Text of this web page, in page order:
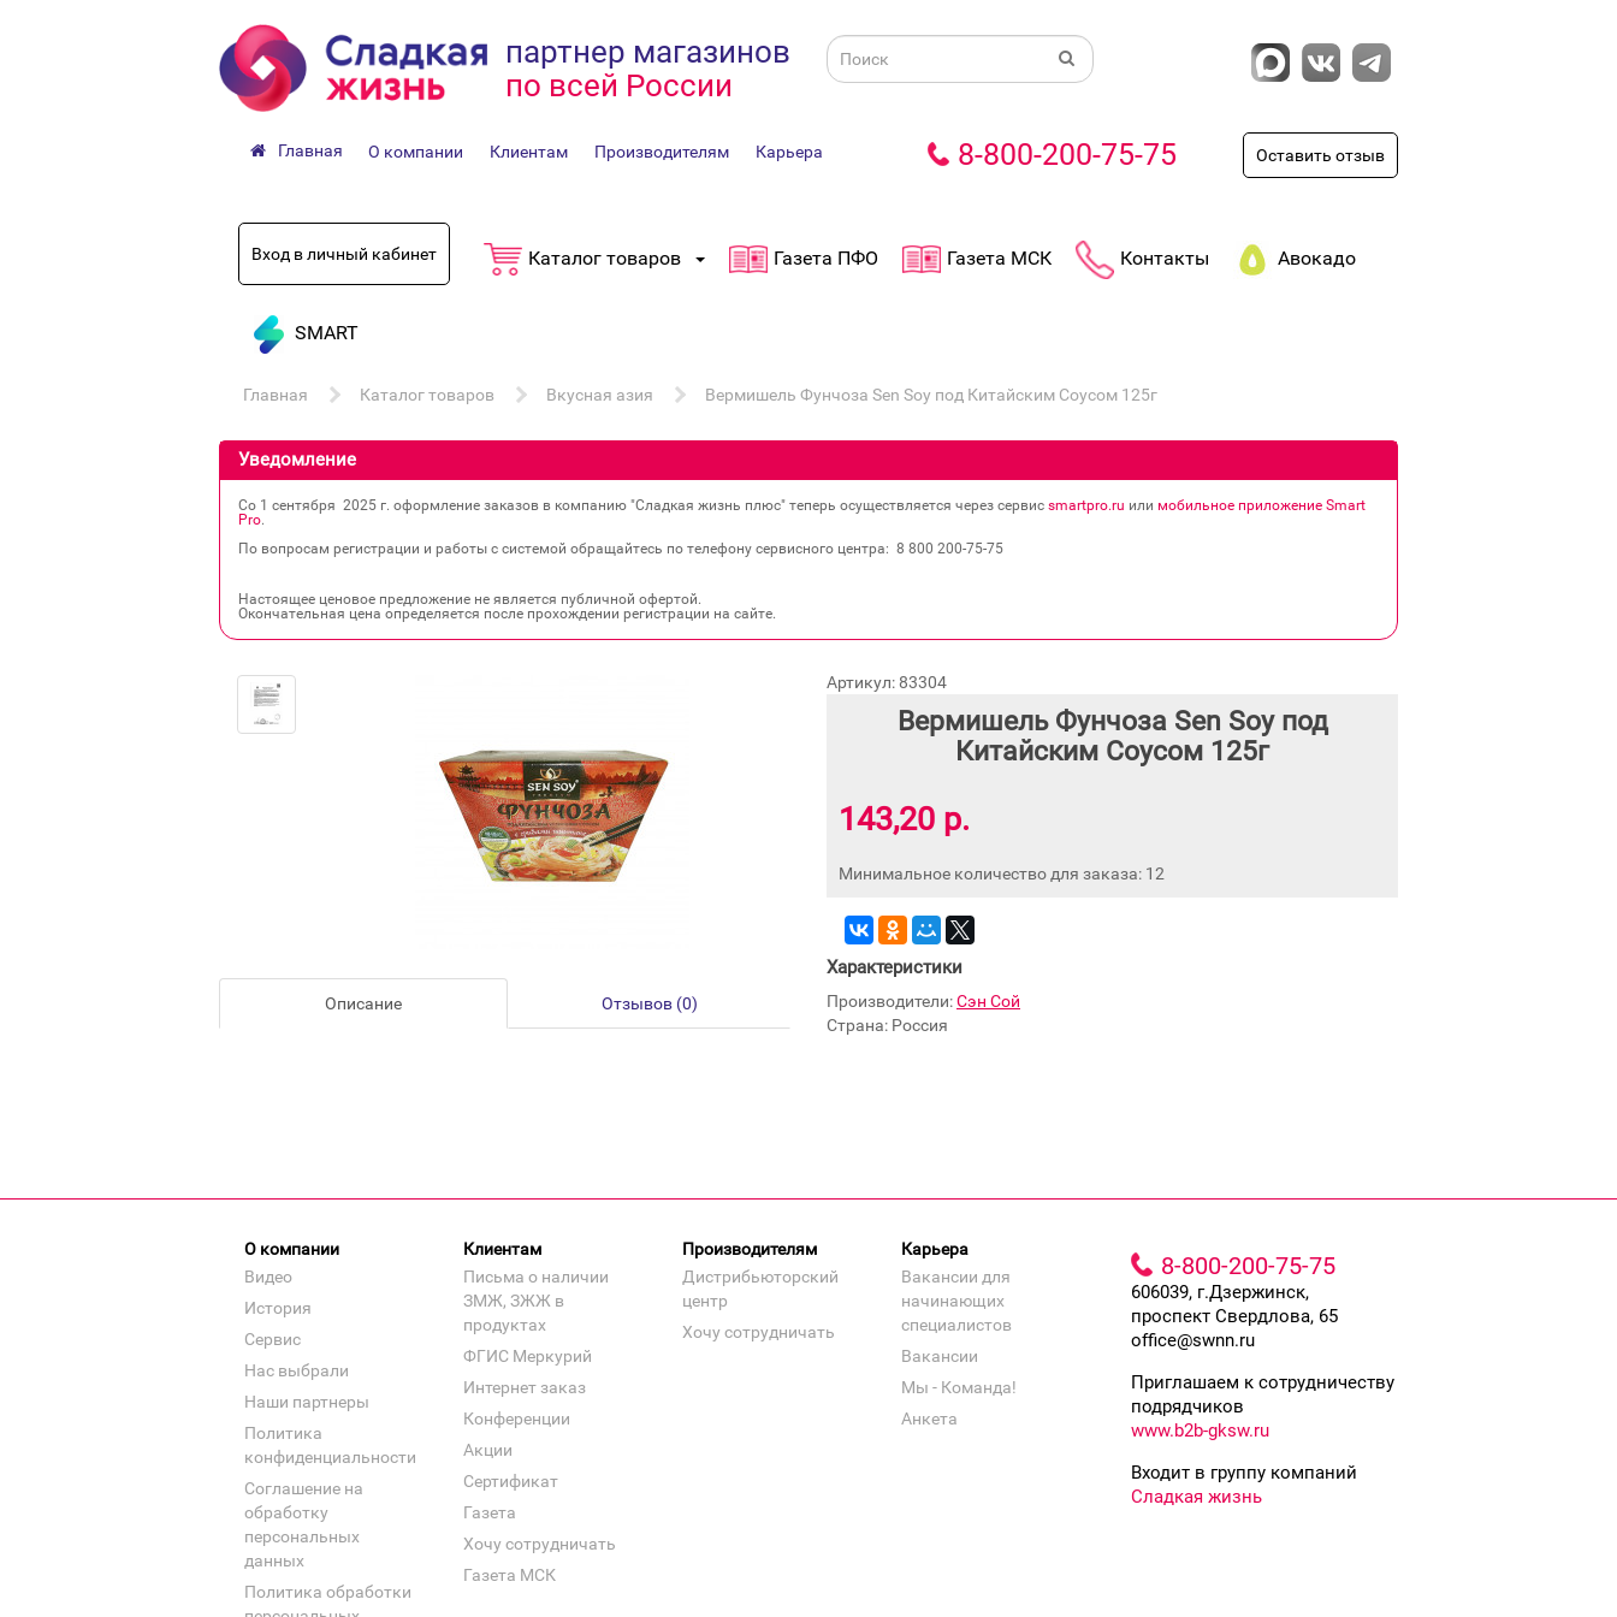
партнер магазинов
по всей России
Главная О компании Клиентам Производителям Карьера 8-800-200-75-75 Оставить отзыв
Вход в личный кабинет Каталог товаров Газета ПФО Газета МСК Контакты Авокадо
SMART
Главная Каталог товаров Вкусная азия Вермишель Фунчоза Sen Soy под Китайским Соусом 125г
Уведомление
Со 1 сентября 2025 г. оформление заказов в компанию "Сладкая жизнь плюс" теперь осуществляется через сервис smartpro.ru или мобильное приложение Smart
Pro.
По вопросам регистрации и работы с системой обращайтесь по телефону сервисного центра: 8 800 200‐75‐75
Настоящее ценовое предложение не является публичной офертой.
Окончательная цена определяется после прохождении регистрации на сайте.
Описание Отзывов (0)
Артикул: 83304
Вермишель Фунчоза Sen Soy под
Китайским Соусом 125г
143,20 р.
Минимальное количество для заказа: 12
Характеристики
Производители:Сэн Сой
Страна: Россия
О компании
Видео
История
Сервис
Нас выбрали
Наши партнеры
Политика
конфиденциальности
Соглашение на
обработку
персональных
данных
Политика обработки
Клиентам
Письма о наличии
ЗМЖ, ЗЖЖ в
продуктах
ФГИС Меркурий
Интернет заказ
Конференции
Акции
Сертификат
Газета
Хочу сотрудничать
Газета МСК
Производителям
Дистрибьюторский
центр
Хочу сотрудничать
Карьера
Вакансии для
начинающих
специалистов
Вакансии
Мы - Команда!
Анкета
8-800-200-75-75
606039, г.Дзержинск,
проспект Свердлова, 65
office@swnn.ru
Приглашаем к сотрудничеству
подрядчиков
www.b2b-gksw.ru
Входит в группу компаний
Сладкая жизнь